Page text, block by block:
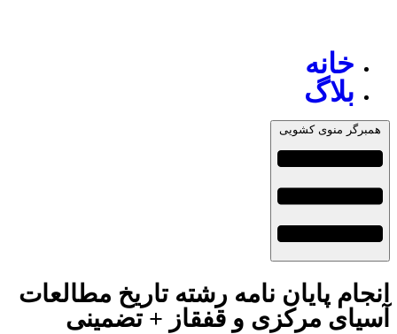
خانه
بلاگ
همبرگر منوی کشویی
انجام پایان نامه رشته تاریخ مطالعات
آسیای مرکزی و قفقاز + تضمینی